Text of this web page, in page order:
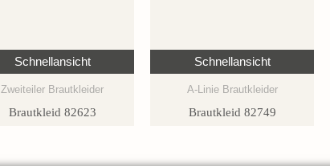
Schnellansicht
Zweiteiler Brautkleider
Brautkleid 82623
Schnellansicht
A-Linie Brautkleider
Brautkleid 82749